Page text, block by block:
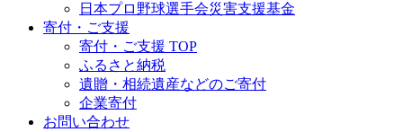
日本プロ野球選手会災害支援基金
寄付・ご支援
寄付・ご支援 TOP
ふるさと納税
遺贈・相続遺産などのご寄付
企業寄付
お問い合わせ